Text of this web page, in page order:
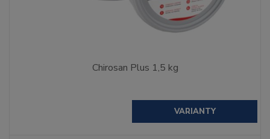
Chirosan Plus 1,5 kg
VARIANTY